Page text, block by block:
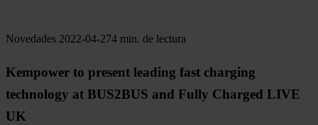
Novedades 2022-04-274 min. de lectura
Kempower to present leading fast charging
technology at BUS2BUS and Fully Charged LIVE
UK